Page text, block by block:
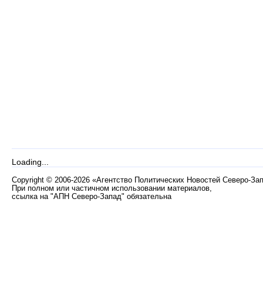
Loading...
Copyright © 2006-2026 «Агентство Политических Новостей Северо-
При полном или частичном использовании материалов,
ссылка на "АПН Северо-Запад" обязательна